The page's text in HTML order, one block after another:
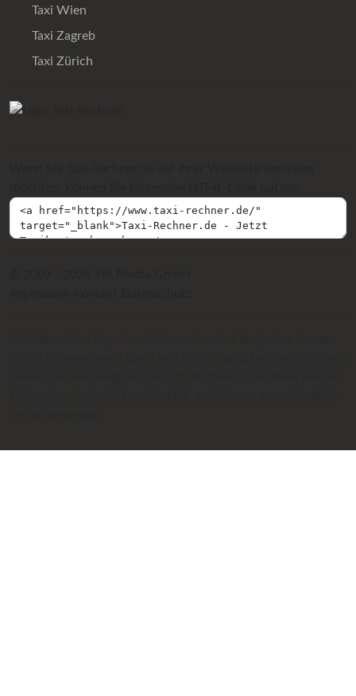
Taxi Wien
Taxi Zagreb
Taxi Zürich